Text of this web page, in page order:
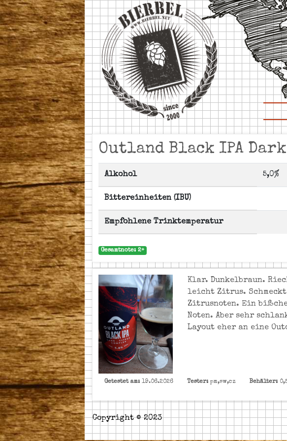
Outland Black IPA
Alkohol 5,0%
Bittereinheiten (IBU)
Empfohlene Trinktemperatur
Gesamtnote: 2+
Klar. Dunkelbraun.
leicht Zitrus.
Zitrusnoten. Ein
Noten. Aber sehr
Layout eher an eine
Getestet am: 19.06.2026 Tester: pm,sw,cz Behälter:
Copyright © 2023